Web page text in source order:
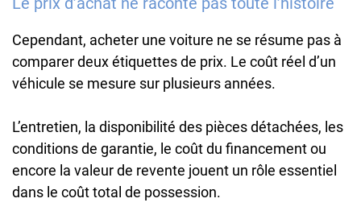
Cependant, acheter une voiture ne se résume pas à
comparer deux étiquettes de prix. Le coût réel d’un
véhicule se mesure sur plusieurs années.
L’entretien, la disponibilité des pièces détachées, les
conditions de garantie, le coût du financement ou
encore la valeur de revente jouent un rôle essentiel
dans le coût total de possession.